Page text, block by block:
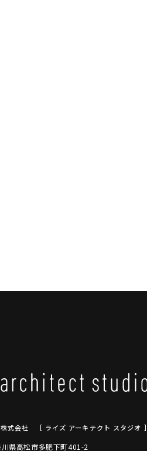
式会社 ［ ライズ アーキテクト スタジオ ］
県高松市多肥下町401-2